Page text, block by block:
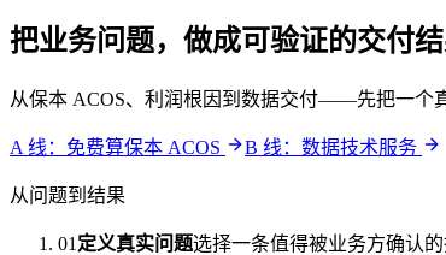
把业务问题，做成可验证的交付结
从保本 ACOS、利润根因到数据交付——先把一个
A 线：免费算保本 ACOS B 线：数据技术服务
从问题到结果
01 定义真实问题选择一条值得被业务方确认